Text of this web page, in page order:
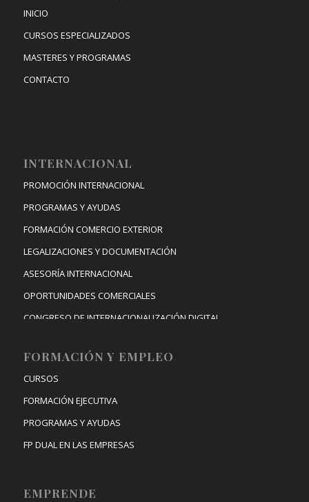
INICIO
CURSOS ESPECIALIZADOS
MASTERES Y PROGRAMAS
CONTACTO
INTERNACIONAL
PROMOCIÓN INTERNACIONAL
PROGRAMAS Y AYUDAS
FORMACIÓN COMERCIO EXTERIOR
LEGALIZACIONES Y DOCUMENTACIÓN
ASESORÍA INTERNACIONAL
OPORTUNIDADES COMERCIALES
CONGRESO DE INTERNACIONALIZACIÓN DIGITAL
FORMACIÓN Y EMPLEO
CURSOS
FORMACIÓN EJECUTIVA
PROGRAMAS Y AYUDAS
FP DUAL EN LAS EMPRESAS
EMPRENDE